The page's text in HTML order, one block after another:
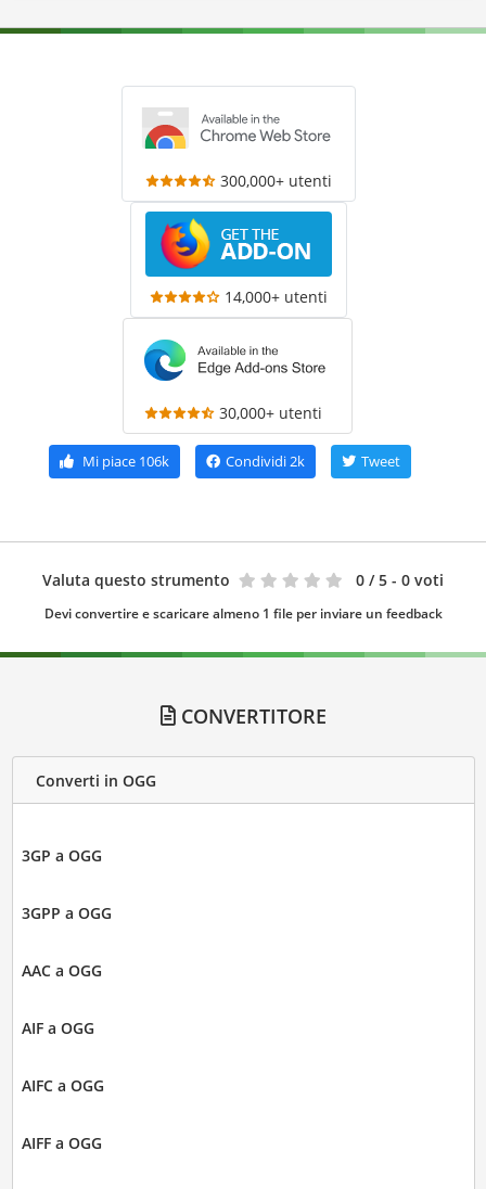
300,000+ utenti
14,000+ utenti
30,000+ utenti
Mi piace 106k Condividi2k Tweet
Valuta questo strumento 0 / 5 - 0 voti
Devi convertire e scaricare almeno 1 file per inviare un feedback
CONVERTITORE
Converti in OGG
3GP a OGG
3GPP a OGG
AAC a OGG
AIF a OGG
AIFC a OGG
AIFF a OGG